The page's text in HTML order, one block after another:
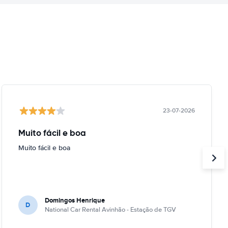
23-07-2026
Muito fácil e boa
Muito fácil e boa
D Domingos Henrique
National Car Rental Avinhão - Estação de TGV